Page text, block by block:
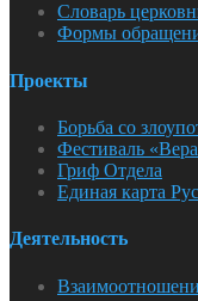
Словарь
Формы
Проекты
Борьба со
Фестиваль
Гриф Отдела
Единая карта
Деятельность